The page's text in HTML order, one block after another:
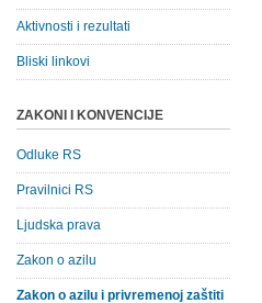
Aktivnosti i rezultati
Bliski linkovi
ZAKONI I KONVENCIJE
Odluke RS
Pravilnici RS
Ljudska prava
Zakon o azilu
Zakon o azilu i privremenoj zaštiti